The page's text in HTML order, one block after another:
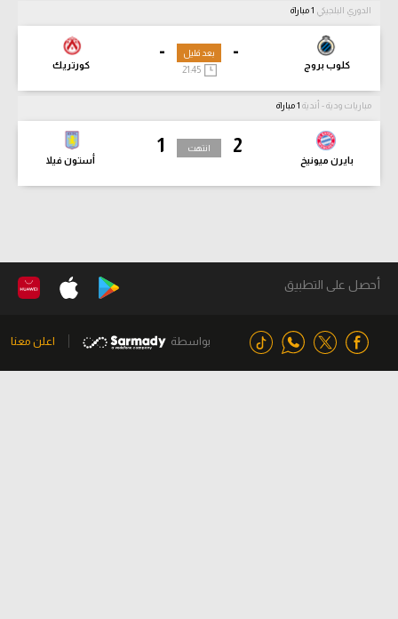
الدوري البلجيكي
-
كلوب بروج
-
كورتريك
بعد قليل
21:45
مباريات ودية - أندية
2
بايرن ميونيخ
1
أستون فيلا
انتهت
أحصل على التطبيق
بواسطة اعلن معنا